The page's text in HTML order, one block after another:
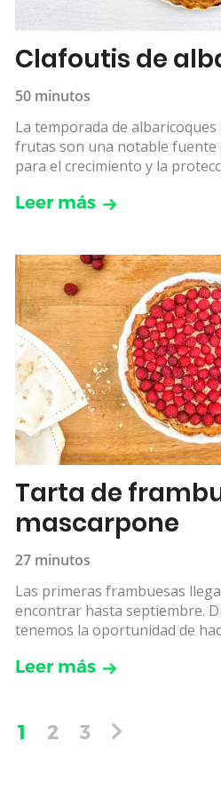
Clafoutis de
50 minutos
La temporada de
frutas son una notable fuente
para el crecimiento y la
Leer más
Tarta de
mascarpone
27 minutos
Las primeras frambuesas
encontrar hasta septiembre.
tenemos la oportunidad de
Leer más
1 2 3